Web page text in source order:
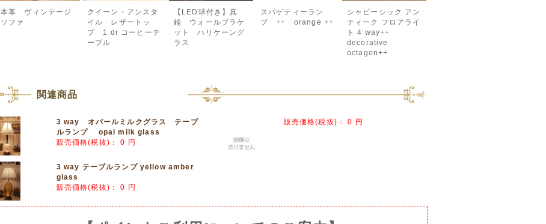
本革 ヴィンテージ
ソファ
クイーン・アンスタ
イル レザートッ
プ 1 dr コーヒーテ
ーブル
【LED球付き】真
鍮 ウォールブラケ
ット ハリケーング
ラス
スパゲティーラン
プ ++ orange ++
シャビーシック アン
ティーク フロアライ
ト 4 way++
decorative
octagon++
関連商品
3 way オパールミルクグラス テーブ
ルランプ opal milk glass
販売価格(税抜)：
0 円
販売価格(税抜)： 0 円
3 way テーブルランプ yellow amber
glass
販売価格(税抜)：
0 円